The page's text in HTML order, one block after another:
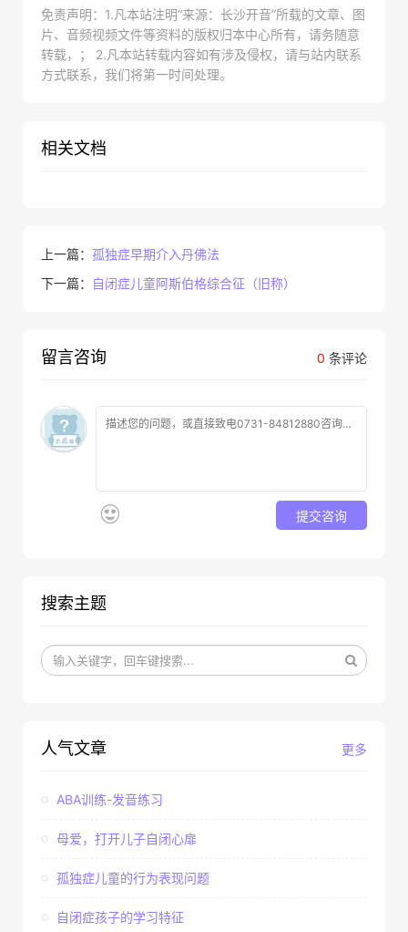
免责声明：1.凡本站注明“来源：长沙开音”所载的文章、图
片、音频视频文件等资料的版权归本中心所有，请务随意
转载，； 2.凡本站转载内容如有涉及侵权，请与站内联系
方式联系，我们将第一时间处理。
相关文档
上一篇： 孤独症早期介入丹佛法
下一篇：
自闭症儿童阿斯伯格综合征（旧称）
0 条评论
留言咨询
提交咨询
搜索主题
更多
人气文章
ABA训练-发音练习
母爱，打开儿子自闭心扉
孤独症儿童的行为表现问题
自闭症孩子的学习特征